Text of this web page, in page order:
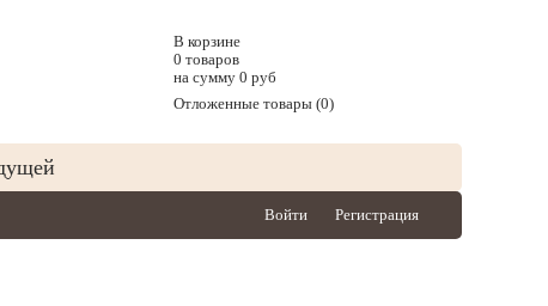
В корзине
0 товаров
на сумму 0 руб
Отложенные товары (0)
Войти Регистрация